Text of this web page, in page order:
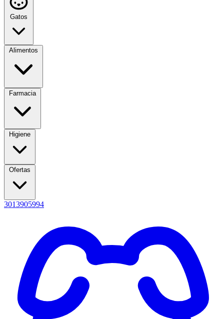
Gatos
Alimentos
Farmacia
Higiene
Ofertas
3013905994